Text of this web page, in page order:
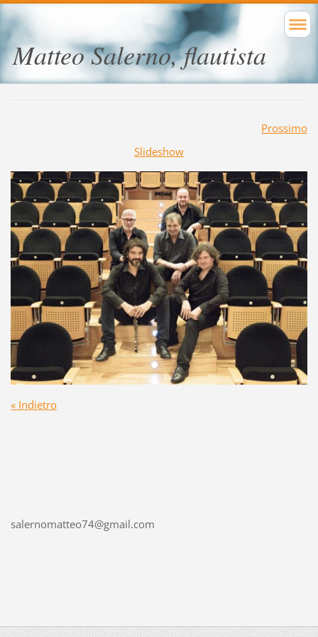
Matteo Salerno, flautista
Prossimo
Slideshow
« Indietro
salernomatteo74@gmail.com